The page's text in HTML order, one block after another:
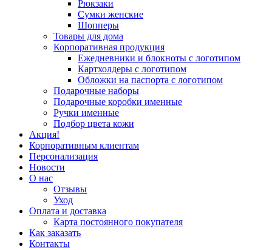
Рюкзаки
Сумки женские
Шопперы
Товары для дома
Корпоративная продукция
Ежедневники и блокноты с логотипом
Картхолдеры с логотипом
Обложки на паспорта с логотипом
Подарочные наборы
Подарочные коробки именные
Ручки именные
Подбор цвета кожи
Акция!
Корпоративным клиентам
Персонализация
Новости
О нас
Отзывы
Уход
Оплата и доставка
Карта постоянного покупателя
Как заказать
Контакты